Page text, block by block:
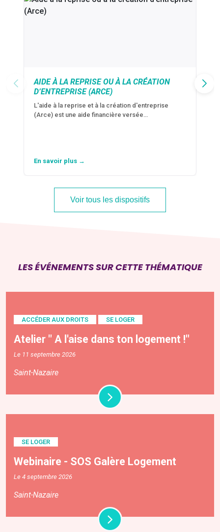
AIDE À LA REPRISE OU À LA CRÉATION
D’ENTREPRISE (ARCE)
L'aide à la reprise et à la création d'entreprise
(Arce) est une aide financière versée…
En savoir plus →
Voir tous les dispositifs
LES ÉVÉNEMENTS SUR CETTE THÉMATIQUE
ACCÉDER AUX DROITS SE LOGER
Atelier " A l'aise dans ton logement !"
Le 11 septembre 2026
Saint-Nazaire
SE LOGER
Webinaire - SOS Galère Logement
Le 4 septembre 2026
Saint-Nazaire